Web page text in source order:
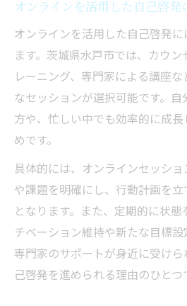
オンラインを活用した自己啓発
オンラインを活用した自己啓発
ます。茨城県水戸市では、カウ
レーニング、専門家による講座
なセッションが選択可能です。
方や、忙しい中でも効率的に成
めです。
具体的には、オンラインセッシ
や課題を明確にし、行動計画を
となります。また、定期的に状
チベーション維持や新たな目標設
専門家のサポートが身近に受け
己啓発を進められる理由のひとつ